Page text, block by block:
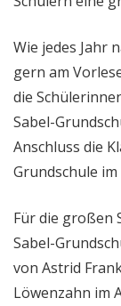
Wie jedes Jahr
gern am
die
Sabel-
Anschluss die
Grundschule
Für die großen
Sabel-
von Astrid
Löwenzahn im